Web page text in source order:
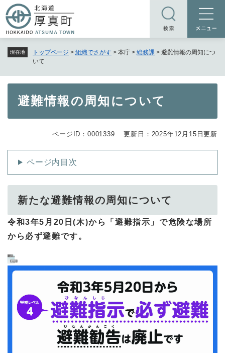
ー
ジ
で
現在地 トップページ > 組織でさがす > 本庁 > 総務課 > 避難情報の周知につ
いて
避難情報の周知について
ページID：0001339 更新日：2025年12月15日更新
ページ内目次
新たな避難情報の周知について
令和3年5月20日(木)から「避難指示」で危険な場所
から必ず避難です。